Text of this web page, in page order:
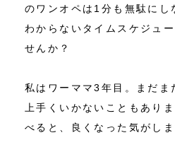
のワンオペは1分も無駄にし
わからないタイムスケジュ
せんか？
私はワーママ3年目。まだま
上手くいかないこともあり
べると、良くなった気がしま